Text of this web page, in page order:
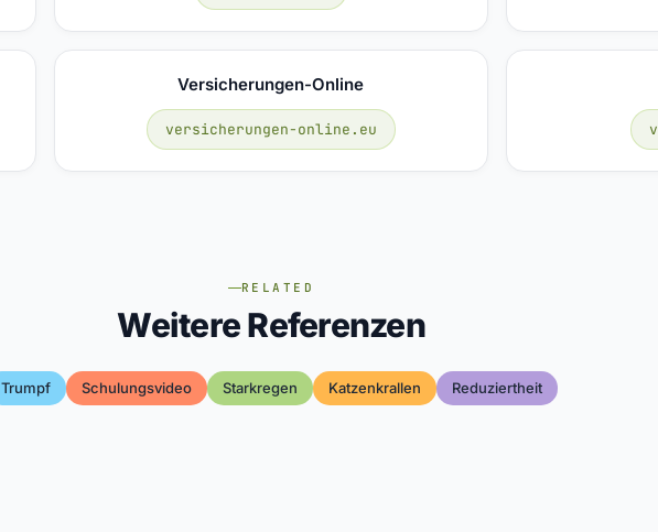
Versicherungen-Online
versicherungen-online.eu
RELATED
Weitere Referenzen
Trumpf Schulungsvideo Starkregen Katzenkrallen Reduziertheit